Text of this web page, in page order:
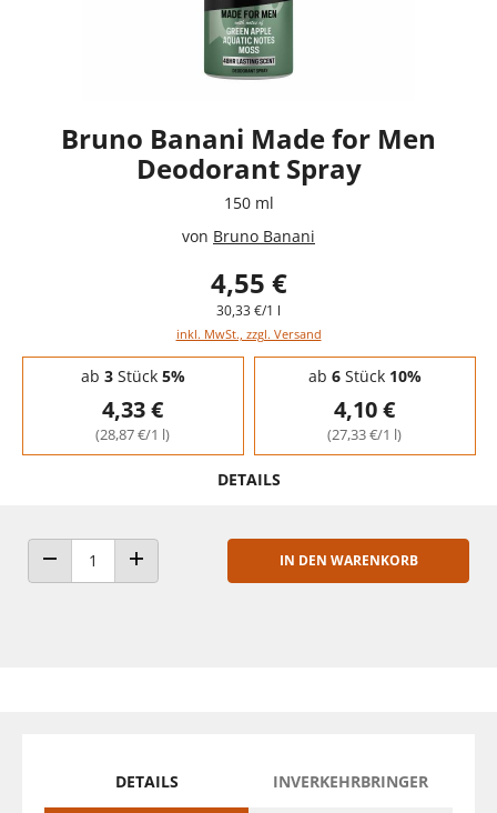
Bruno Banani Made for Men
Deodorant Spray
150 ml
von Bruno Banani
4,55 €
30,33 €/1 l
inkl. MwSt., zzgl. Versand
Staffelpreise - Mengenrabatt
ab 3Stück 5%
4,33 €
(28,87 €/1 l)
ab 6Stück 10%
4,10 €
(27,33 €/1 l)
DETAILS
ANZAHL VERRINGERNANZAHL ERHÖHEN
IN DEN WARENKORB
DETAILS INVERKEHRBRINGER